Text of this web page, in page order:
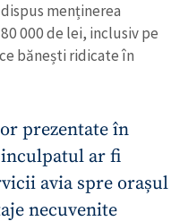
menținerea
000 de lei, inclusiv pe
bănești ridicate în
prezentate în
ar fi
avia spre orașul
necuvenite